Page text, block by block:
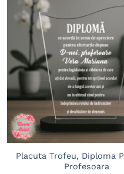
Placuta Trofeu, Diploma
Profesoara